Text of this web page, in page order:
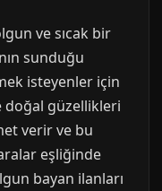
ve sıcak bir
sunduğu
isteyenler için
doğal güzellikleri
verir ve bu
eşliğinde
bayan ilanları